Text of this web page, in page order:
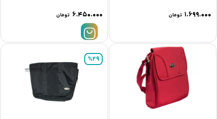
۱.۶۹۹.۰۰۰ تومان ۶.۴۵۰.۰۰۰ تومان
%29